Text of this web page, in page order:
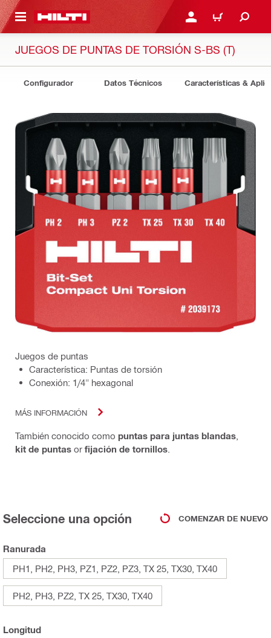
PRINCIPAL INICIE SESIÓN O
CARRITO
JUEGOS DE PUNTAS DE TORSIÓN S-BS (T)
Configurador Datos Técnicos Características &
Juegos de puntas
Característica: Puntas de torsión
Conexión: 1/4" hexagonal
MÁS INFORMACIÓN
También conocido como puntas para juntas blandas
kit de puntas or fijación de tornillos
Seleccione una opción COMENZAR DE NUEVO
Ranurada
PH1, PH2, PH3, PZ1, PZ2, PZ3, TX 25, TX30, TX40
PH2, PH3, PZ2, TX 25, TX30, TX40
Longitud